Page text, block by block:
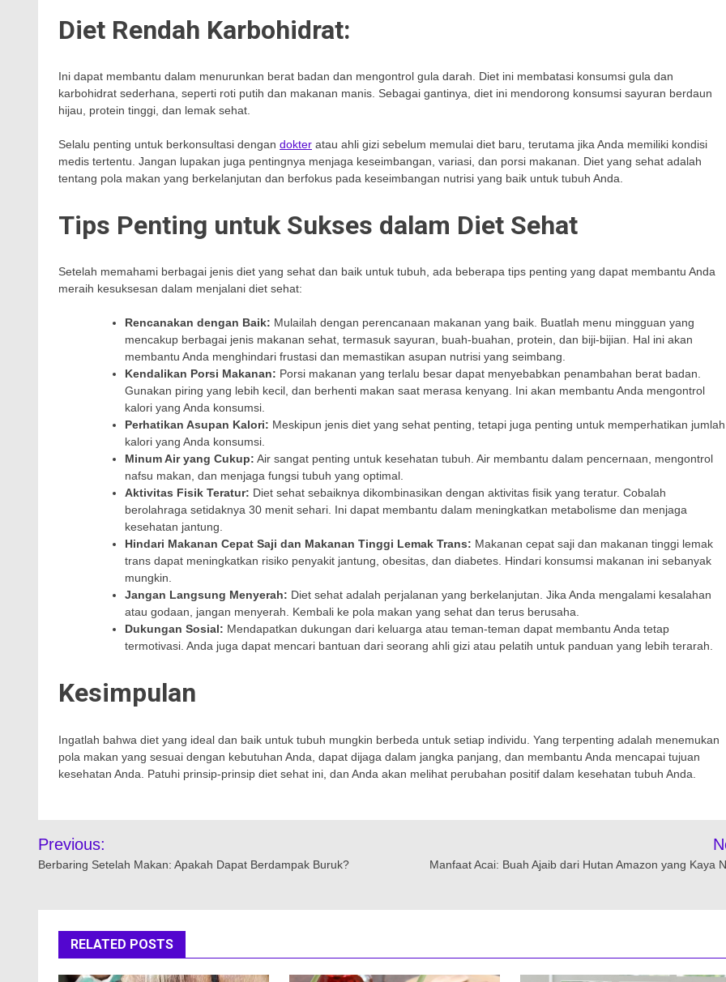
Diet Rendah Karbohidrat:
Ini dapat membantu dalam menurunkan berat badan dan mengontrol gula darah. Diet ini membatasi konsumsi gula dan
karbohidrat sederhana, seperti roti putih dan makanan manis. Sebagai gantinya, diet ini mendorong konsumsi sayuran berdaun
hijau, protein tinggi, dan lemak sehat.
Selalu penting untuk berkonsultasi dengan dokter atau ahli gizi sebelum memulai diet baru, terutama jika Anda memiliki kondisi
medis tertentu. Jangan lupakan juga pentingnya menjaga keseimbangan, variasi, dan porsi makanan. Diet yang sehat adalah
tentang pola makan yang berkelanjutan dan berfokus pada keseimbangan nutrisi yang baik untuk tubuh Anda.
Tips Penting untuk Sukses dalam Diet Sehat
Setelah memahami berbagai jenis diet yang sehat dan baik untuk tubuh, ada beberapa tips penting yang dapat membantu Anda
meraih kesuksesan dalam menjalani diet sehat:
Rencanakan dengan Baik: Mulailah dengan perencanaan makanan yang baik. Buatlah menu mingguan yang
mencakup berbagai jenis makanan sehat, termasuk sayuran, buah-buahan, protein, dan biji-bijian. Hal ini akan
membantu Anda menghindari frustasi dan memastikan asupan nutrisi yang seimbang.
Kendalikan Porsi Makanan: Porsi makanan yang terlalu besar dapat menyebabkan penambahan berat badan.
Gunakan piring yang lebih kecil, dan berhenti makan saat merasa kenyang. Ini akan membantu Anda mengontrol
kalori yang Anda konsumsi.
Perhatikan Asupan Kalori: Meskipun jenis diet yang sehat penting, tetapi juga penting untuk memperhatikan jumlah
kalori yang Anda konsumsi.
Minum Air yang Cukup: Air sangat penting untuk kesehatan tubuh. Air membantu dalam pencernaan, mengontrol
nafsu makan, dan menjaga fungsi tubuh yang optimal.
Aktivitas Fisik Teratur: Diet sehat sebaiknya dikombinasikan dengan aktivitas fisik yang teratur. Cobalah
berolahraga setidaknya 30 menit sehari. Ini dapat membantu dalam meningkatkan metabolisme dan menjaga
kesehatan jantung.
Hindari Makanan Cepat Saji dan Makanan Tinggi Lemak Trans: Makanan cepat saji dan makanan tinggi lemak
trans dapat meningkatkan risiko penyakit jantung, obesitas, dan diabetes. Hindari konsumsi makanan ini sebanyak
mungkin.
Jangan Langsung Menyerah: Diet sehat adalah perjalanan yang berkelanjutan. Jika Anda mengalami kesalahan
atau godaan, jangan menyerah. Kembali ke pola makan yang sehat dan terus berusaha.
Dukungan Sosial: Mendapatkan dukungan dari keluarga atau teman-teman dapat membantu Anda tetap
termotivasi. Anda juga dapat mencari bantuan dari seorang ahli gizi atau pelatih untuk panduan yang lebih terarah.
Kesimpulan
Ingatlah bahwa diet yang ideal dan baik untuk tubuh mungkin berbeda untuk setiap individu. Yang terpenting adalah menemukan
pola makan yang sesuai dengan kebutuhan Anda, dapat dijaga dalam jangka panjang, dan membantu Anda mencapai tujuan
kesehatan Anda. Patuhi prinsip-prinsip diet sehat ini, dan Anda akan melihat perubahan positif dalam kesehatan tubuh Anda.
Navigasi
pos
Previous:
Berbaring Setelah Makan: Apakah Dapat Berdampak Buruk? Manfaat Acai: Buah Ajaib dari Hutan Amazon yang Kaya
RELATED POSTS